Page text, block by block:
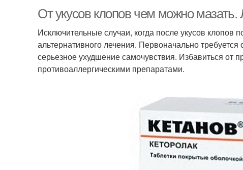
От укусов клопов чем можно
Исключительные случаи, когда после укусов клопов
альтернативного лечения. Первоначально
серьезное ухудшение самочувствия. Избавиться
противоаллергическими препаратами.